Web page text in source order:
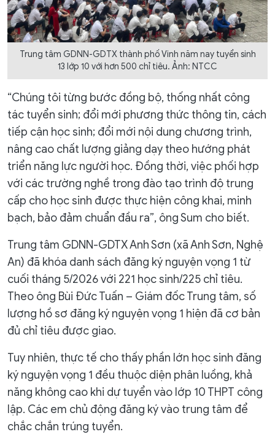
Trung tâm GDNN-GDTX thành phố Vinh năm nay tuyển sinh
13 lớp 10 với hơn 500 chỉ tiêu. Ảnh: NTCC
“Chúng tôi từng bước đồng bộ, thống nhất công
tác tuyển sinh; đổi mới phương thức thông tin, cách
tiếp cận học sinh; đổi mới nội dung chương trình,
nâng cao chất lượng giảng dạy theo hướng phát
triển năng lực người học. Đồng thời, việc phối hợp
với các trường nghề trong đào tạo trình độ trung
cấp cho học sinh được thực hiện công khai, minh
bạch, bảo đảm chuẩn đầu ra”, ông Sum cho biết.
Trung tâm GDNN-GDTX Anh Sơn (xã Anh Sơn, Nghệ
An) đã khóa danh sách đăng ký nguyện vọng 1 từ
cuối tháng 5/2026 với 221 học sinh/225 chỉ tiêu.
Theo ông Bùi Đức Tuấn – Giám đốc Trung tâm, số
lượng hồ sơ đăng ký nguyện vọng 1 hiện đã cơ bản
đủ chỉ tiêu được giao.
Tuy nhiên, thực tế cho thấy phần lớn học sinh đăng
ký nguyện vọng 1 đều thuộc diện phân luồng, khả
năng không cao khi dự tuyển vào lớp 10 THPT công
lập. Các em chủ động đăng ký vào trung tâm để
chắc chắn trúng tuyển.